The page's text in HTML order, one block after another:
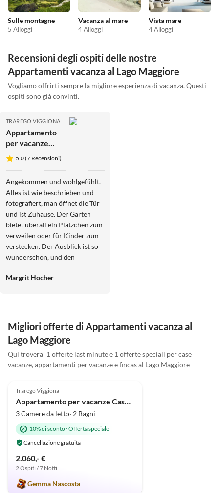
Sulle montagne
5 Alloggi
Vacanza al mare
4 Alloggi
Vista mare
4 Alloggi
Recensioni degli ospiti delle nostre
Appartamenti vacanza al Lago Maggiore
Vogliamo offrirti sempre la migliore esperienza di vacanza. Questi
ospiti sono già convinti.
TRAREGO VIGGIONA
Appartamento
per vacanze
Casa Tramonto
d'Oro - Alba
5.0 (7 Recensioni)
Angekommen und wohlgefühlt.
Alles ist wie beschrieben und
fotografiert, man öffnet die Tür
und ist Zuhause. Der Garten
bietet überall ein Plätzchen zum
verweilen oder für Kinder zum
verstecken. Der Ausblick ist so
wunderschön, und den
geschlossen. Wir hatten
als Familie 6 Personen und ein
Baby sehr genossen. Der
Austausch bei Fragen war super
und die Informationen und
Tipps. Ganz herzlichen Dank und
Margrit Hocher
Migliori offerte di Appartamenti vacanza al
Lago Maggiore
Qui troverai 1 offerte last minute e 1 offerte speciali per case
vacanze, appartamenti per vacanze e fincas al Lago Maggiore
Trarego Viggiona
3 Camere da letto· 2 Bagni
10% di sconto·Offerta speciale
Cancellazione gratuita
2.060,- €
2 Ospiti / 7 Notti
Gemma Nascosta